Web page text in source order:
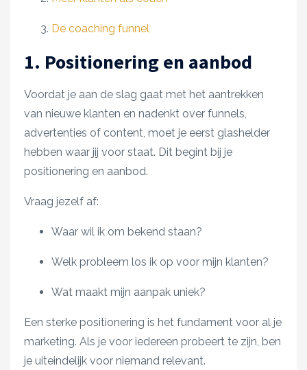
De coaching funnel
1. Positionering en aanbod
Voordat je aan de slag gaat met het aantrekken
van nieuwe klanten en nadenkt over funnels,
advertenties of content, moet je eerst glashelder
hebben waar jij voor staat. Dit begint bij je
positionering en aanbod.
Vraag jezelf af:
Waar wil ik om bekend staan?
Welk probleem los ik op voor mijn klanten?
Wat maakt mijn aanpak uniek?
Een sterke positionering is het fundament voor al je
marketing. Als je voor iedereen probeert te zijn, ben
je uiteindelijk voor niemand relevant.